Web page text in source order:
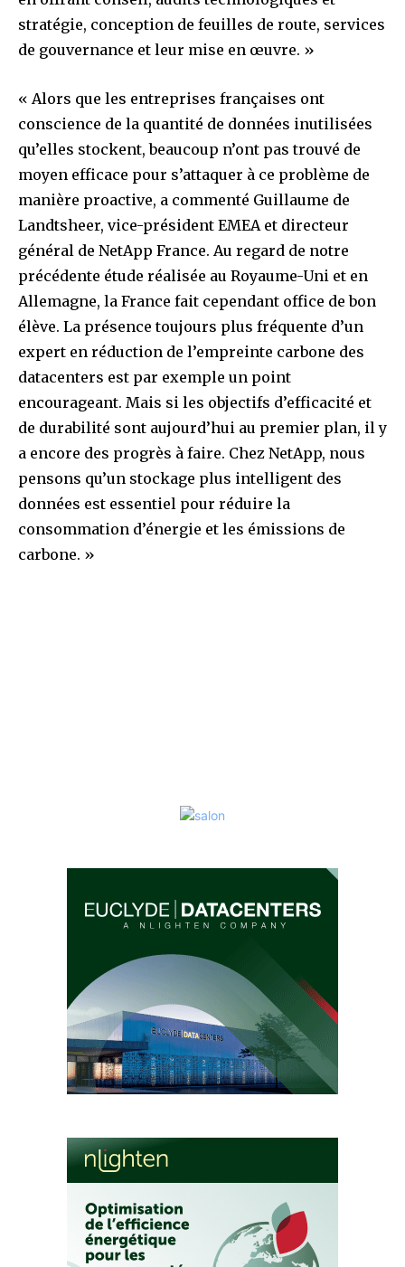
stratégie, conception de feuilles de route, services
de gouvernance et leur mise en œuvre. »
« Alors que les entreprises françaises ont
conscience de la quantité de données inutilisées
qu’elles stockent, beaucoup n’ont pas trouvé de
moyen efficace pour s’attaquer à ce problème de
manière proactive, a commenté Guillaume de
Landtsheer, vice-président EMEA et directeur
général de NetApp France. Au regard de notre
précédente étude réalisée au Royaume-Uni et en
Allemagne, la France fait cependant office de bon
élève. La présence toujours plus fréquente d’un
expert en réduction de l’empreinte carbone des
datacenters est par exemple un point
encourageant. Mais si les objectifs d’efficacité et
de durabilité sont aujourd’hui au premier plan, il y
a encore des progrès à faire. Chez NetApp, nous
pensons qu’un stockage plus intelligent des
données est essentiel pour réduire la
consommation d’énergie et les émissions de
carbone. »